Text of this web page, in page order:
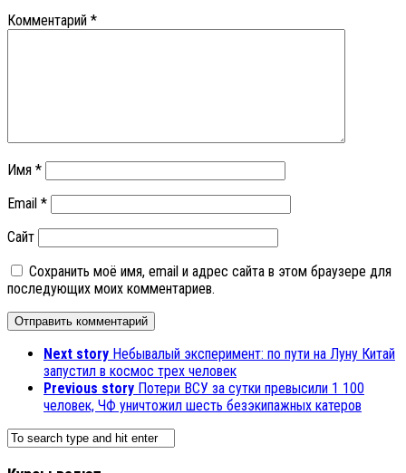
Комментарий *
Имя *
Email *
Сайт
Сохранить моё имя, email и адрес сайта в этом браузере для
последующих моих комментариев.
Next story Небывалый эксперимент: по пути на Луну Китай
запустил в космос трех человек
Previous story Потери ВСУ за сутки превысили 1 100
человек, ЧФ уничтожил шесть безэкипажных катеров